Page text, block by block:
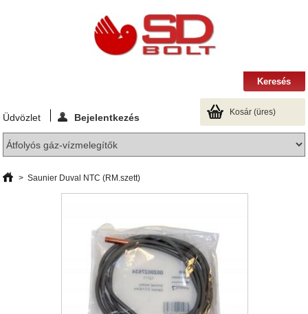
Kosár (üres)
Üdvözlet Bejelentkezés
> Saunier Duval NTC (RM.szett)